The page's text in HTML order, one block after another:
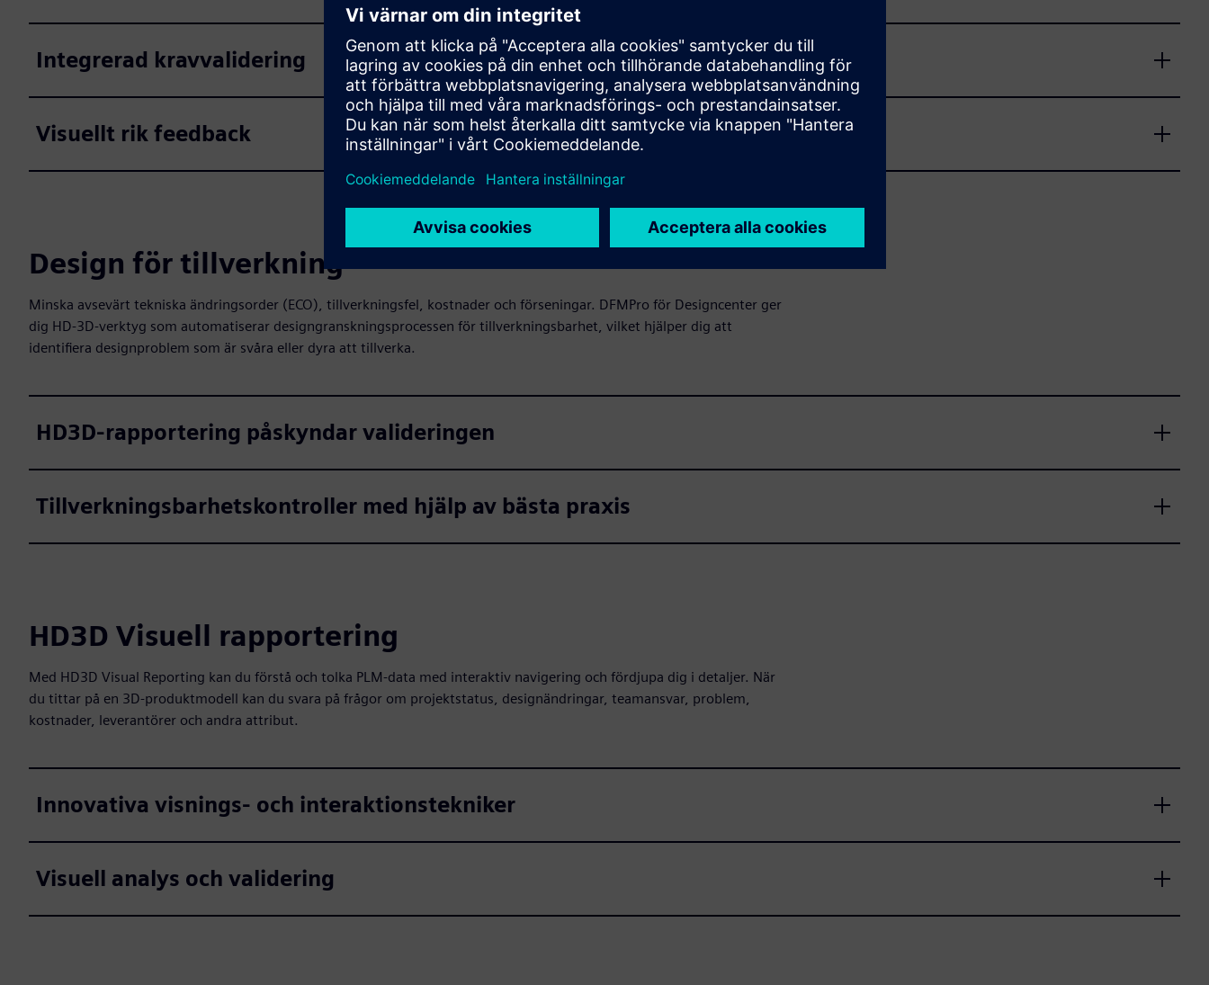
Integrerad kravvalidering
Visuellt rik feedback
Design för tillverkning
Minska avsevärt tekniska ändringsorder (ECO), tillverkningsfel, kostnader och förseningar. DFMPro för Designcenter ger
dig HD-3D-verktyg som automatiserar designgranskningsprocessen för tillverkningsbarhet, vilket hjälper dig att
identifiera designproblem som är svåra eller dyra att tillverka.
HD3D-rapportering påskyndar valideringen
Tillverkningsbarhetskontroller med hjälp av bästa praxis
HD3D Visuell rapportering
Med HD3D Visual Reporting kan du förstå och tolka PLM-data med interaktiv navigering och fördjupa dig i detaljer. När
du tittar på en 3D-produktmodell kan du svara på frågor om projektstatus, designändringar, teamansvar, problem,
kostnader, leverantörer och andra attribut.
Innovativa visnings- och interaktionstekniker
Visuell analys och validering